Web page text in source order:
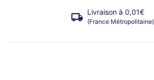
Livraison à 0,01€
(France Métropolitaine)